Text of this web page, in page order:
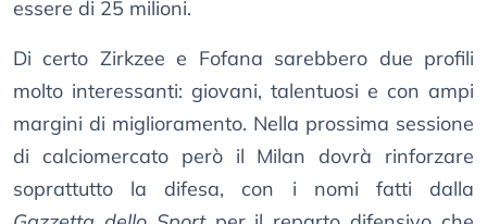
essere di 25 milioni.
Di certo Zirkzee e Fofana sarebbero due profili
molto interessanti: giovani, talentuosi e con ampi
margini di miglioramento. Nella prossima sessione
di calciomercato però il Milan dovrà rinforzare
soprattutto la difesa, con i nomi fatti dalla